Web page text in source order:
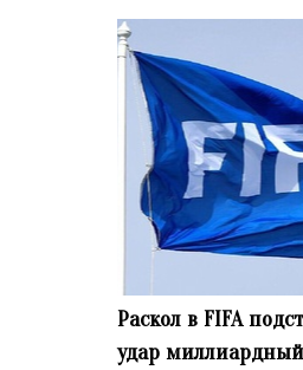
Раскол в FIFA
удар